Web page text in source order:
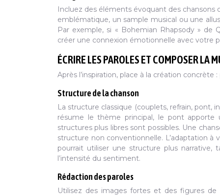
Incluez des éléments évoquant des chansons
emblématique, un sample musical ou une
Par exemple, si « Bohemian Rhapsody »
créer une connexion émotionnelle avec votre
ÉCRIRE LES PAROLES ET COMPOSER LA
Après l’inspiration, place à la création concrète
Structure de la chanson
La structure classique (couplets, refrain, pont,
résume le thème principal, le pont apporte
structures plus libres sont possibles. Une
structure non conventionnelle. L’adaptation
pourrait utiliser une structure plus narrative,
l’intensité du sentiment.
Rédaction des paroles
Utilisez des images fortes et des figures